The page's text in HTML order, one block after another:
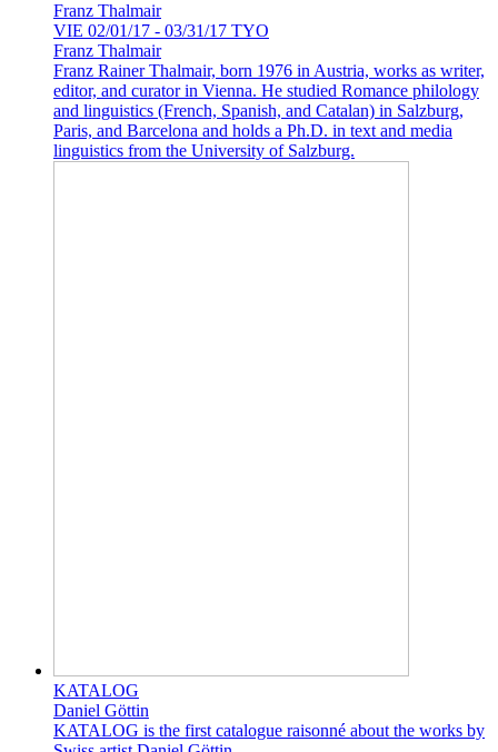
Franz Thalmair
VIE 02/01/17 - 03/31/17 TYO
Franz Thalmair
Franz Rainer Thalmair, born 1976 in Austria, works as writer,
editor, and curator in Vienna. He studied Romance philology
and linguistics (French, Spanish, and Catalan) in Salzburg,
Paris, and Barcelona and holds a Ph.D. in text and media
linguistics from the University of Salzburg.
KATALOG
Daniel Göttin
KATALOG is the first catalogue raisonné about the works by